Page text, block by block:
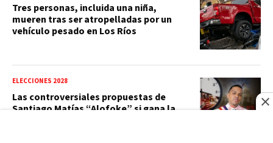
Tres personas, incluida una niña,
mueren tras ser atropelladas por un
vehículo pesado en Los Ríos
ELECCIONES 2028
Las controversiales propuestas de
Santiago Matías “Alofoke” si gana la